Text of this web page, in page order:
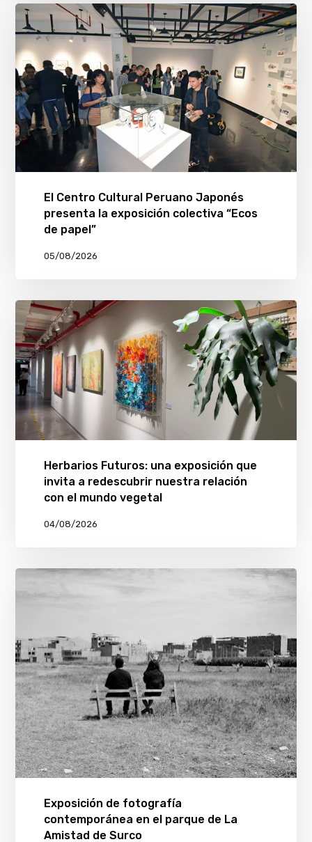
El Centro Cultural Peruano Japonés
presenta la exposición colectiva “Ecos
de papel”
05/08/2026
Herbarios Futuros: una exposición que
invita a redescubrir nuestra relación
con el mundo vegetal
04/08/2026
Exposición de fotografía
contemporánea en el parque de La
Amistad de Surco